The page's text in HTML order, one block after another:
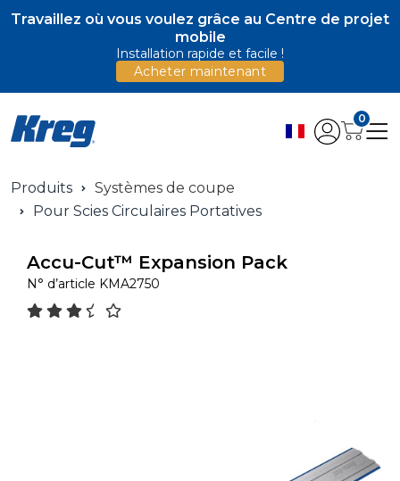
Travaillez où vous voulez grâce au Centre de projet
mobile
Installation rapide et facile !
Acheter maintenant
0
Produits
Systèmes de coupe
Pour Scies Circulaires Portatives
Accu-Cut™ Expansion Pack
N° d’article KMA2750